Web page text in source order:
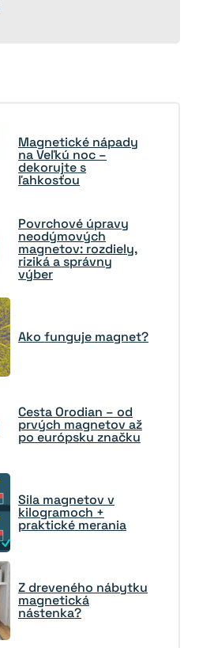
Magnetické nápady
na Veľkú noc –
dekorujte s
ľahkosťou
Povrchové úpravy
neodýmových
magnetov: rozdiely,
riziká a správny
výber
Ako funguje magnet?
Cesta Orodian – od
prvých magnetov až
po európsku značku
Sila magnetov v
kilogramoch +
praktické merania
Z dreveného nábytku
magnetická
nástenka?